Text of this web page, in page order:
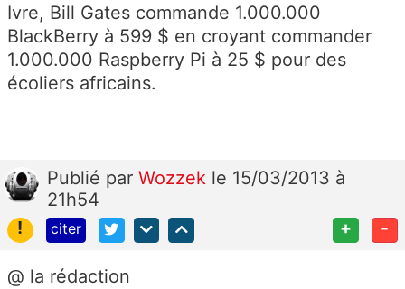
Ivre, Bill Gates commande 1.000.000
BlackBerry à 599 $ en croyant commander
1.000.000 Raspberry Pi à 25 $ pour des
écoliers africains.
Publié par Wozzek le 15/03/2013 à
21h54
!
citer + -
@ la rédaction